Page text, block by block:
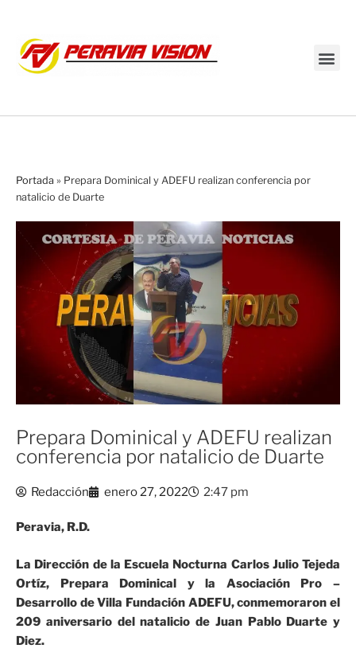
Portada » Prepara Dominical y ADEFU realizan conferencia por
natalicio de Duarte
Prepara Dominical y ADEFU realizan
conferencia por natalicio de Duarte
Redacción enero 27, 2022 2:47 pm
Peravia, R.D.
La Dirección de la Escuela Nocturna Carlos Julio Tejeda
Ortíz, Prepara Dominical y la Asociación Pro –
Desarrollo de Villa Fundación ADEFU, conmemoraron el
209 aniversario del natalicio de Juan Pablo Duarte y
Diez.